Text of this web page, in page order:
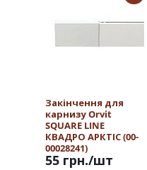
Закінчення для
карнизу Orvit
SQUARE LINE
КВАДРО АРКТІС (00-
00028241)
55 грн./шт